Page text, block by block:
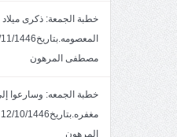
خطبة الجمعة: ذكرى
مصطفى المرهون
خطبة الجمعه: وسارعوا
المرهون